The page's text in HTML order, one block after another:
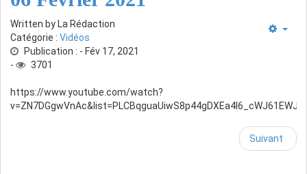
Written by La Rédaction
Catégorie : Vidéos
Publication : - Fév 17, 2021
-
3701
https://www.youtube.com/watch?
Suivant